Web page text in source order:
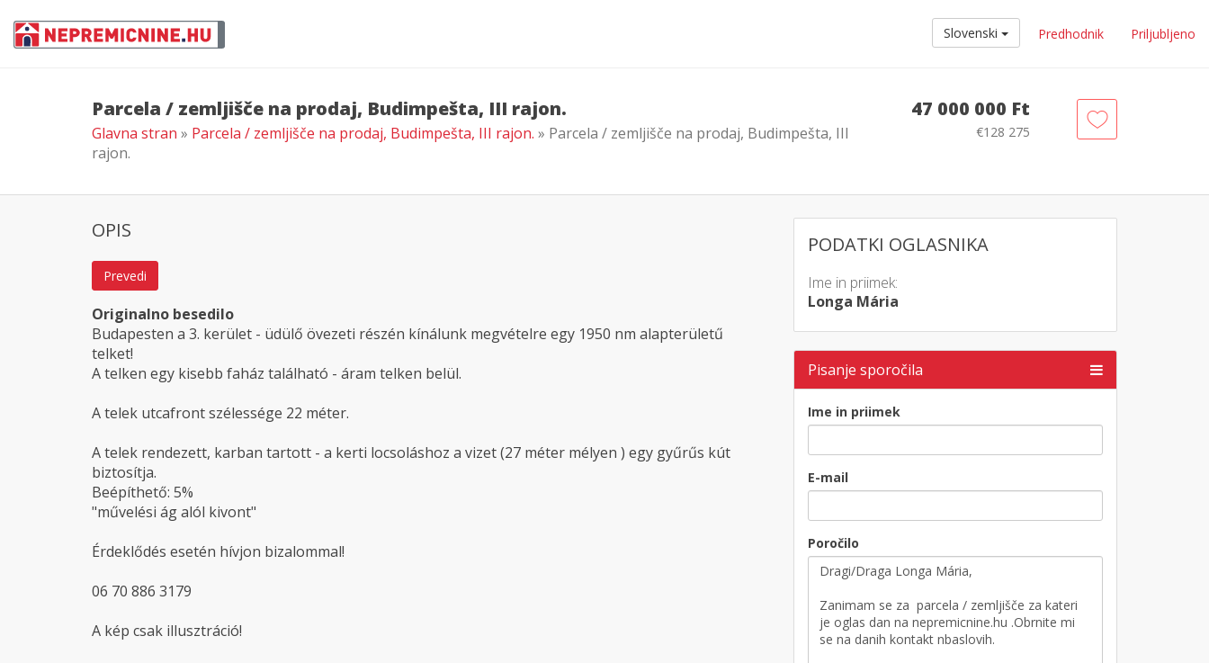
Slovenski Predhodnik Priljubljeno
Parcela / zemljišče na prodaj, Budimpešta, III rajon.
Glavna stran » Parcela / zemljišče na prodaj, Budimpešta, III rajon. » Parcela / zemljišče na prodaj, Budimpešta, III
rajon.
47 000 000 Ft
€128 275
PODATKI OGLASNIKA
Ime in priimek:
Longa Mária
Pisanje sporočila
Ime in priimek
E-mail
Poročilo
OPIS
Prevedi
Originalno besedilo
Budapesten a 3. kerület - üdülő övezeti részén kínálunk megvételre egy 1950 nm alapterületű
telket!
A telken egy kisebb faház található - áram telken belül.
A telek utcafront szélessége 22 méter.
A telek rendezett, karban tartott - a kerti locsoláshoz a vizet (27 méter mélyen ) egy gyűrűs kút
biztosítja.
Beépíthető: 5%
"művelési ág alól kivont"
Érdeklődés esetén hívjon bizalommal!
06 70 886 3179
A kép csak illusztráció!